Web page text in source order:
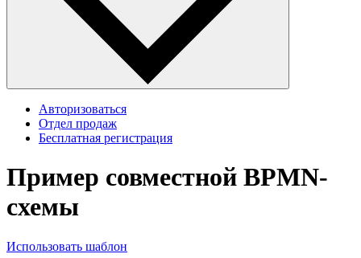
Авторизоваться
Отдел продаж
Бесплатная регистрация
Пример совместной BPMN-
схемы
Использовать шаблон